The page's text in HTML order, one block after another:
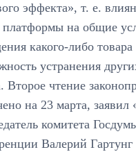
эффекта», т. е.
платформы на общие
какого-либо
устранения
Второе чтение
на 23 марта, заявил
комитета
Валерий Гартунг